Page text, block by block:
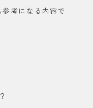
考になる内容で